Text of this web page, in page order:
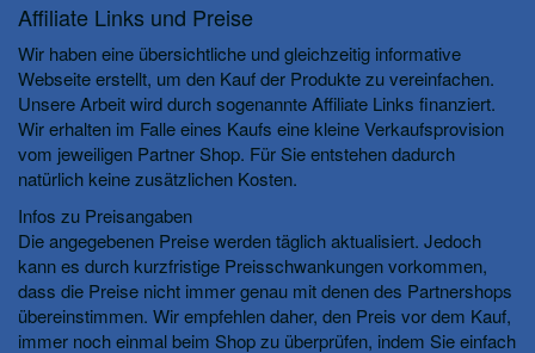
Affiliate Links und Preise
Wir haben eine übersichtliche und gleichzeitig informative
Webseite erstellt, um den Kauf der Produkte zu vereinfachen.
Unsere Arbeit wird durch sogenannte Affiliate Links finanziert.
Wir erhalten im Falle eines Kaufs eine kleine Verkaufsprovision
vom jeweiligen Partner Shop. Für Sie entstehen dadurch
natürlich keine zusätzlichen Kosten.
Infos zu Preisangaben
Die angegebenen Preise werden täglich aktualisiert. Jedoch
kann es durch kurzfristige Preisschwankungen vorkommen,
dass die Preise nicht immer genau mit denen des Partnershops
übereinstimmen. Wir empfehlen daher, den Preis vor dem Kauf,
immer noch einmal beim Shop zu überprüfen, indem Sie einfach